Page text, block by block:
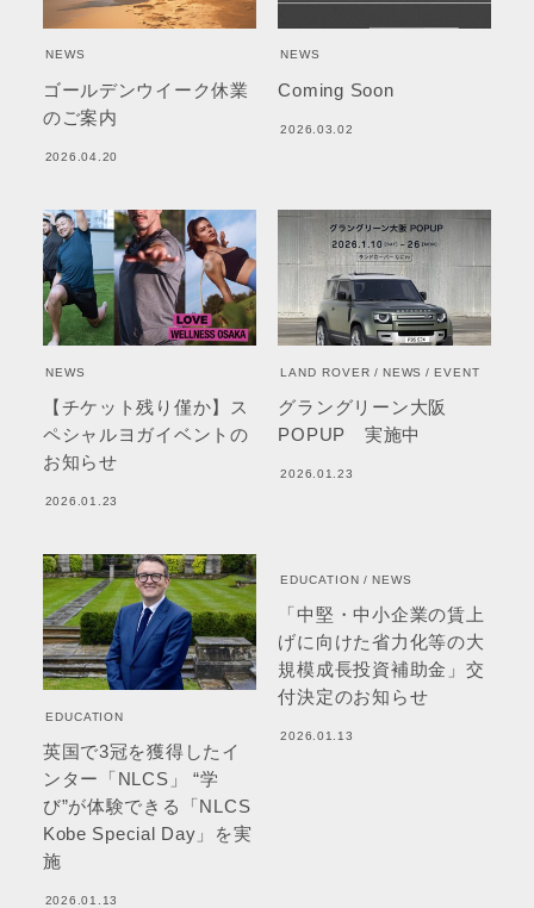
NEWS
ゴールデンウイーク休業
のご案内
2026.04.20
NEWS
Coming Soon
2026.03.02
NEWS
【チケット残り僅か】ス
ペシャルヨガイベントの
お知らせ
2026.01.23
LAND ROVER NEWS EVENT
グラングリーン大阪
POPUP 実施中
2026.01.23
EDUCATION
英国で3冠を獲得したイ
ンター「NLCS」 “学
び”が体験できる「NLCS
Kobe Special Day」を実
施
2026.01.13
EDUCATION NEWS
「中堅・中小企業の賃上
げに向けた省力化等の大
規模成長投資補助金」交
付決定のお知らせ
2026.01.13